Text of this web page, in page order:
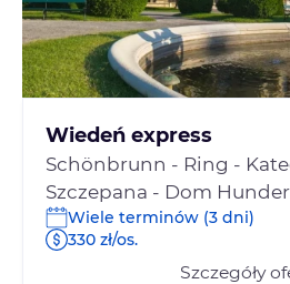
Wiedeń express
Schönbrunn - Ring -
Szczepana - Dom
Wiele terminów (3 dni)
330 zł/os.
Szczegóły